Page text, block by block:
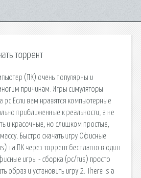
торрент
(ПК) очень популярны и
причинам. Игры симуляторы
pc Если вам нравятся компьютерные
приближенные к реальности, а не
и красочные, но слишком простые,
Быстро скачать игру Офисные
на ПК через торрент бесплатно в один
игры - cборка (pc/rus) просто
образ и установить игру 2. There is a